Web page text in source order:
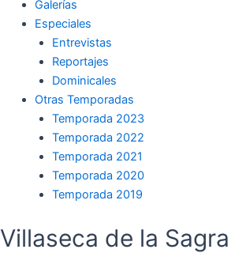
Galerías
Especiales
Entrevistas
Reportajes
Dominicales
Otras Temporadas
Temporada 2023
Temporada 2022
Temporada 2021
Temporada 2020
Temporada 2019
Villaseca de la Sagra